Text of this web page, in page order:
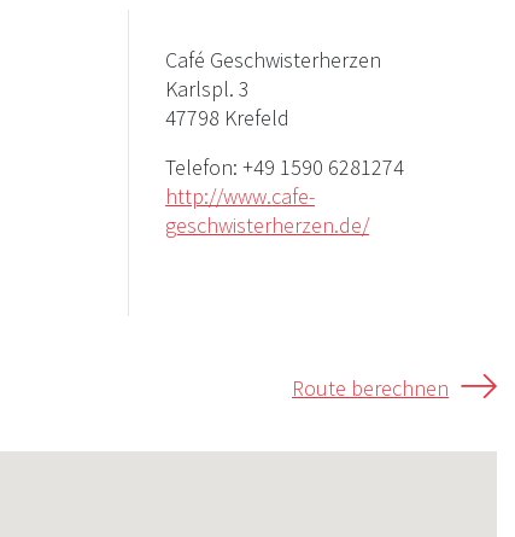
Café Geschwisterherzen
Karlspl. 3
47798 Krefeld
Telefon: +49 1590 6281274
http://www.cafe-
geschwisterherzen.de/
Route berechnen